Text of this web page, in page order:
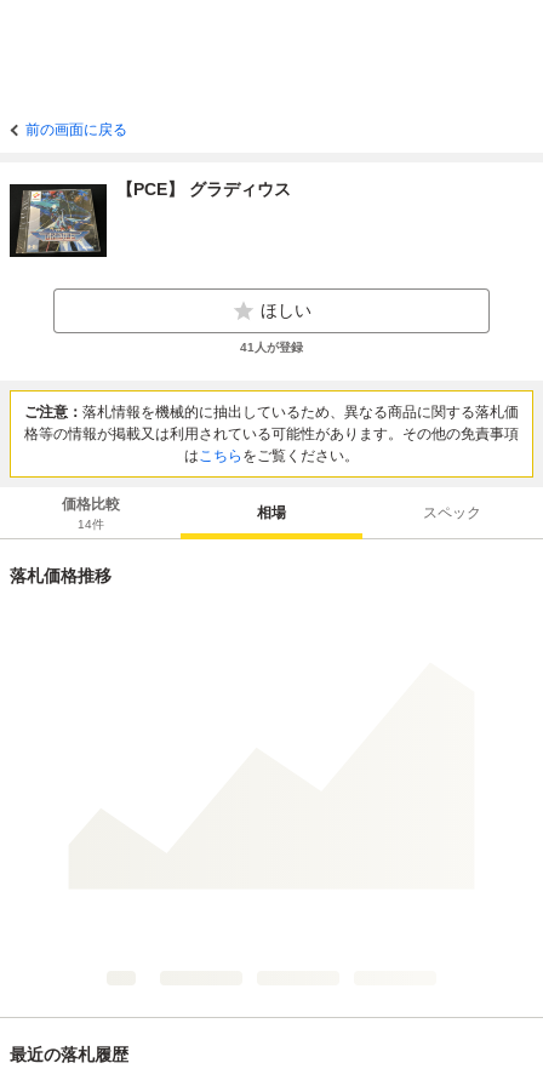
前の画面に戻る
【PCE】 グラディウス
ほしい
41 人が登録
ご注意： 落札情報を機械的に抽出しているため、異なる商品に関する落札価
格等の情報が掲載又は利用されている可能性があります。その他の免責事項
はこちら をご覧ください。
価格比較
14件
相場 スペック
落札価格推移
最近の落札履歴